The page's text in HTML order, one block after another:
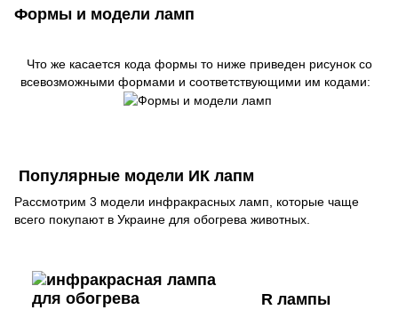
Формы и модели ламп
Что же касается кода формы то ниже приведен рисунок со
всевозможными формами и соответствующими им кодами:
Популярные модели ИК лапм
Рассмотрим 3 модели инфракрасных ламп, которые чаще
всего покупают в Украине для обогрева животных.
R лампы